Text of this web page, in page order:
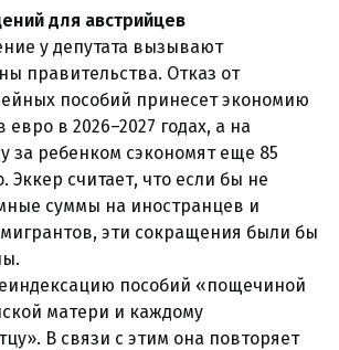
для австрийцев
у депутата вызывают
правительства. Отказ от
пособий принесет экономию
в 2026–2027 годах, а на
за ребенком сэкономят еще 85
Эккер считает, что если бы не
суммы на иностранцев и
эти сокращения были бы
пособий «пощечиной
матери и каждому
В связи с этим она повторяет